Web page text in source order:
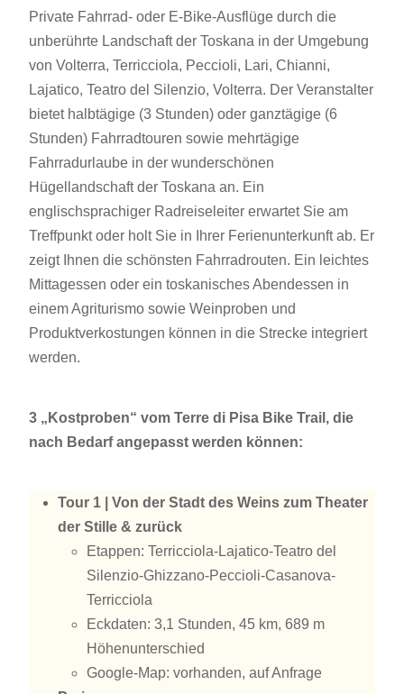
Private Fahrrad- oder E-Bike-Ausflüge durch die
unberührte Landschaft der Toskana in der Umgebung
von Volterra, Terricciola, Peccioli, Lari, Chianni,
Lajatico, Teatro del Silenzio, Volterra. Der Veranstalter
bietet halbtägige (3 Stunden) oder ganztägige (6
Stunden) Fahrradtouren sowie mehrtägige
Fahrradurlaube in der wunderschönen
Hügellandschaft der Toskana an. Ein
englischsprachiger Radreiseleiter erwartet Sie am
Treffpunkt oder holt Sie in Ihrer Ferienunterkunft ab. Er
zeigt Ihnen die schönsten Fahrradrouten. Ein leichtes
Mittagessen oder ein toskanisches Abendessen in
einem Agriturismo sowie Weinproben und
Produktverkostungen können in die Strecke integriert
werden.
3 „Kostproben“ vom Terre di Pisa Bike Trail, die
nach Bedarf angepasst werden können:
Tour 1 | Von der Stadt des Weins zum Theater
der Stille & zurück
Etappen: Terricciola-Lajatico-Teatro del
Silenzio-Ghizzano-Peccioli-Casanova-
Terricciola
Eckdaten: 3,1 Stunden, 45 km, 689 m
Höhenunterschied
Google-Map: vorhanden, auf Anfrage